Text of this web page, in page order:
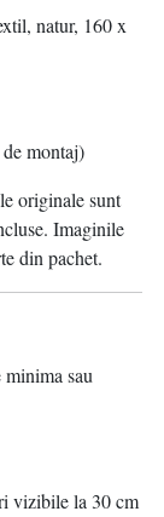
natur, 160 x
montaj)
originale sunt
Imaginile
din pachet.
sau
vizibile la 30 cm